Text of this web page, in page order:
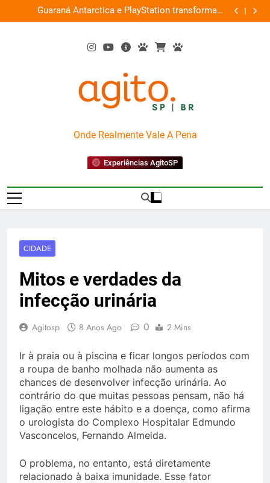
to
Guaraná Antarctica e PlayStation transformam
shopping em arena gamer gratuita
Busch
AgitoSP
Onde Realmente Vale A Pena
Experiências AgitoSP
CIDADE
Mitos e verdades da
infecção urinária
Agitosp 8 Anos Ago 0 2 Mins
Ir à praia ou à piscina e ficar longos períodos com
a roupa de banho molhada não aumenta as
chances de desenvolver infecção urinária. Ao
contrário do que muitas pessoas pensam, não há
ligação entre este hábito e a doença, como afirma
o urologista do Complexo Hospitalar Edmundo
Vasconcelos, Fernando Almeida.
O problema, no entanto, está diretamente
relacionado à baixa imunidade. Esse fator